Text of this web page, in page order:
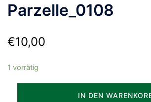
Parzelle_0108
€10,00
1 vorrätig
IN DEN